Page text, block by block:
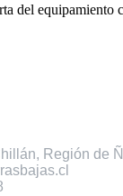
del equipamiento
Región de